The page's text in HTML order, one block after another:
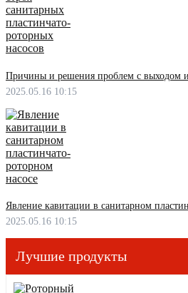
Причины и решения проблем с выходом
2025.05.16 10:15
Явление кавитации в санитарном
2025.05.16 10:15
Лучшие продукты